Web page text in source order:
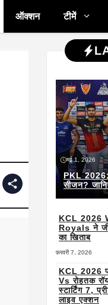
ऑक्शन टीमें
मई 1, 2026
PKL 2026:
सीजन?
KCL 2026
Royals ने
का खिताब
फ़रवरी 7, 2026
KCL 2026
Vs रोहतक
स्टार्टिंग 7,
लाइव एक्शन